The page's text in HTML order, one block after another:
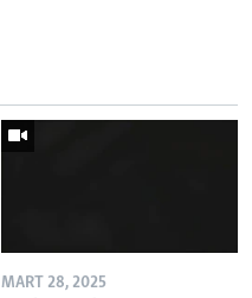
MART 28, 2025